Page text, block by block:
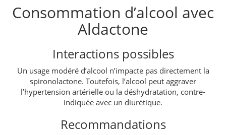
Consommation d’alcool avec
Aldactone
Interactions possibles
Un usage modéré d’alcool n’impacte pas directement la
spironolactone. Toutefois, l’alcool peut aggraver
l’hypertension artérielle ou la déshydratation, contre-
indiquée avec un diurétique.
Recommandations